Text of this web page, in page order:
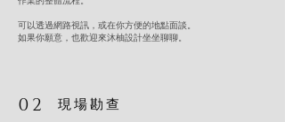
可以透過網路視訊，或在你方便的地點面談。
如果你願意，也歡迎來沐柚設計坐坐聊聊。
02 現場勘查